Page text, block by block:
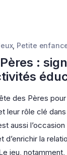
, Petite
:
des Pères
leur rôle clé
aussi
d’enrichir la
jeu, notamment,